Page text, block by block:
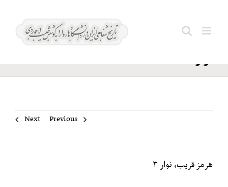
قریب،
نوار ۳
Previous
Next
هرمز قریب، نوار ۳